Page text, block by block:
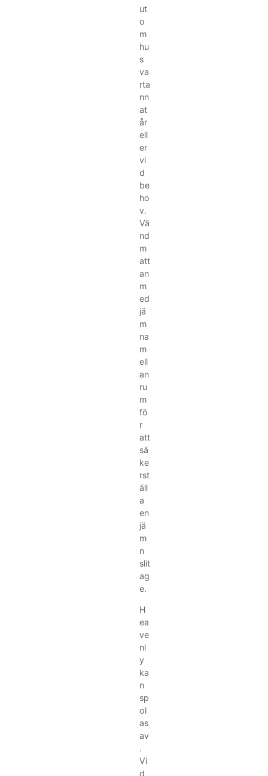
ut
o
m
hu
s
va
rta
nn
at
år
ell
er
vi
d
be
ho
v.
Vä
nd
m
att
an
m
ed
jä
m
na
m
ell
an
ru
m
fö
r
att
sä
ke
rst
äll
a
en
jä
m
n
slit
ag
e.
H
ea
ve
nl
y
ka
n
sp
ol
as
av
.
Vi
d